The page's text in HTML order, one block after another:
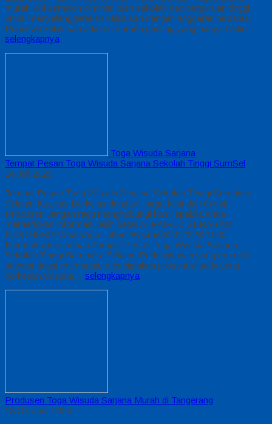
murah kini semakin diminati oleh sekolah dan perguruan tinggi
untuk menyelenggarakan kelulusan dengan anggaran terbatas.
Peristiwa kelulusan adalah momen penting yang hanya hadir…
selengkapnya
Toga Wisuda Sarjana
Tempat Pesan Toga Wisuda Sarjana Sekolah Tinggi SumSel
16 Juli 2026
Tempat Pesan Toga Wisuda Sarjana Sekolah Tinggi Sumatera
Selatan Kualitas Berkelas dengan Harga Kilat dari Grosir
Produsen Jangan ragu menghubungi kami apabila Anda
memerlukan informasi lebih detail ALFAIRUZ SERAGAM
INDONESIA WhatsApp : https://wa.me/6281222821060
Memfokuskan pilihan Tempat Pesan Toga Wisuda Sarjana
Sekolah Tinggi Sumatera Selatan Perlengkapan yang memiliki
standar tinggi membantu menciptakan prosesi wisuda yang
berkesan Wisuda… selengkapnya
Produsen Toga Wisuda Sarjana Murah di Tangerang
18 Oktober 2024